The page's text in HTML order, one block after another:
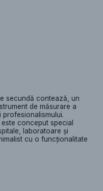
secundă contează, un
de măsurare a
profesionalismului.
conceput special
laboratoare și
cu o funcționalitate